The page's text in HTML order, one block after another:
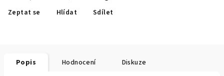
Zeptat se Hlídat Sdílet
Popis Hodnocení Diskuze